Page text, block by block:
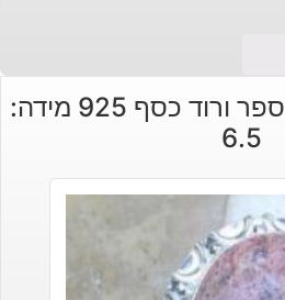
טבעת משובצת ג'ספר ורוד כסף 925 מידה:
6.5